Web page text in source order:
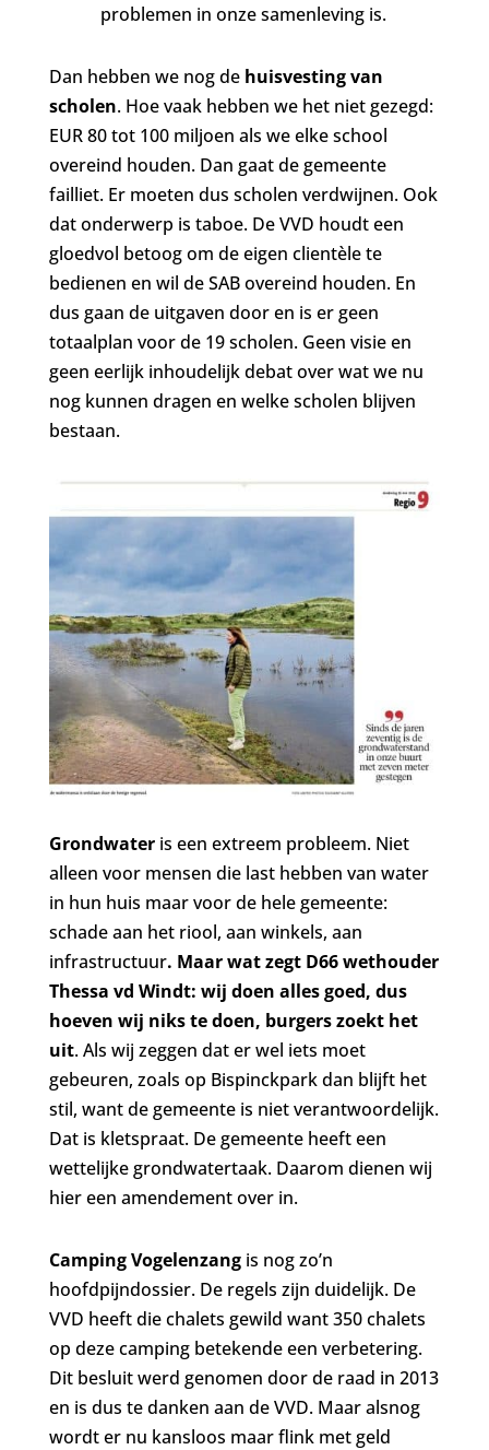
problemen in onze samenleving is.
Dan hebben we nog de huisvesting van
scholen. Hoe vaak hebben we het niet gezegd:
EUR 80 tot 100 miljoen als we elke school
overeind houden. Dan gaat de gemeente
failliet. Er moeten dus scholen verdwijnen. Ook
dat onderwerp is taboe. De VVD houdt een
gloedvol betoog om de eigen clientèle te
bedienen en wil de SAB overeind houden. En
dus gaan de uitgaven door en is er geen
totaalplan voor de 19 scholen. Geen visie en
geen eerlijk inhoudelijk debat over wat we nu
nog kunnen dragen en welke scholen blijven
bestaan.
Grondwateris een extreem probleem. Niet
alleen voor mensen die last hebben van water
in hun huis maar voor de hele gemeente:
schade aan het riool, aan winkels, aan
infrastructuur. Maar wat zegt D66 wethouder
Thessa vd Windt: wij doen alles goed, dus
hoeven wij niks te doen, burgers zoekt het
uit. Als wij zeggen dat er wel iets moet
gebeuren, zoals op Bispinckpark dan blijft het
stil, want de gemeente is niet verantwoordelijk.
Dat is kletspraat. De gemeente heeft een
wettelijke grondwatertaak. Daarom dienen wij
hier een amendement over in.
Camping Vogelenzangis nog zo’n
hoofdpijndossier. De regels zijn duidelijk. De
VVD heeft die chalets gewild want 350 chalets
op deze camping betekende een verbetering.
Dit besluit werd genomen door de raad in 2013
en is dus te danken aan de VVD. Maar alsnog
wordt er nu kansloos maar flink met geld